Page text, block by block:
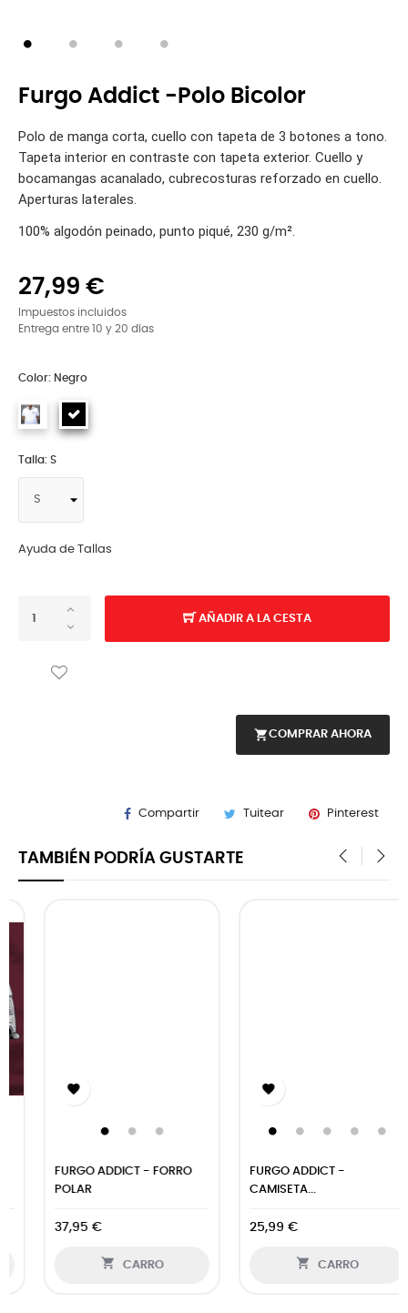
Furgo Addict -Polo Bicolor
Polo de manga corta, cuello con tapeta de 3 botones a tono.
Tapeta interior en contraste con tapeta exterior. Cuello y
bocamangas acanalado, cubrecosturas reforzado en cuello.
Aperturas laterales.
100% algodón peinado, punto piqué, 230 g/m².
27,99 €
Impuestos incluidos
Entrega entre 10 y 20 días
Color: Negro
Talla: S
Ayuda de Tallas
AÑADIR A LA CESTA
shopping_cartCOMPRAR AHORA
Compartir Tuitear Pinterest
TAMBIÉN PODRÍA GUSTARTE
FURGO ADDICT - FORRO
POLAR
37,95 €
CARRO
FURGO ADDICT -
CAMISETA...
25,99 €
CARRO